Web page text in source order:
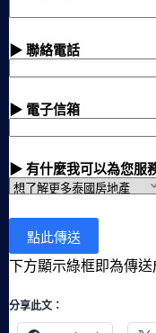
▶ 聯絡電話
▶ 電子信箱
▶ 有什麼我可以為您服
下方顯示綠框即為傳送
分享此文：